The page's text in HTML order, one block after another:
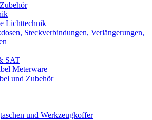
Lichttechnik
Steckverbindungen, Verlängerungen,
SAT
Meterware
und Zubehör
und Werkzeugkoffer